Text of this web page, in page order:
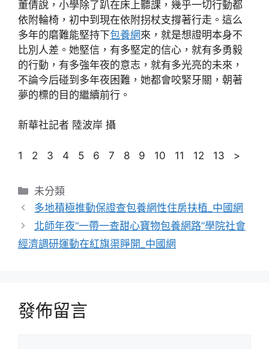
董倩說，小學除了趴在床上聽課，幾乎一切行動都
依附輪椅，初中到現在依附拐杖支撐著行走。這么
多年的磨難能堅持下包養網來，就是想證明本身不
比別人差。她堅信，有多堅定的信心，就有多勇毅
的行動，有多強年夜的意志，就有多光亮的未來，
不論今后碰到多年夜困難，她都會咬緊牙關，朝著
夢的標的目的繼續前行。
新華社記者 陸波岸 攝
1 2 3 4 5 6 7 8 9 10 11 12 13 >
分
類
未分類
多地積極推動保證查包養網性住房扶植_中國網
北師年夜“一帶一查甜心寶物包養網路”學院社會
經濟調研運動在紅旗渠睜開_中國網
發佈留言